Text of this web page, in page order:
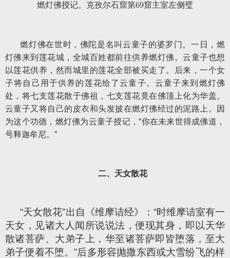
燃灯佛授记。克孜尔石窟第69窟主室左侧璧
燃灯佛在世时，佛陀是名叫云童子的婆罗门。一日，燃
灯佛来到莲花城，全城百姓都前往供养燃灯佛。云童子也想
以莲花供养，然而城里的莲花全部被买走了。后来，一个女
子将自己用于供养的莲花给了云童子。云童子来到燃灯佛
处，将七支莲花散于佛祖，七支莲花竟在佛顶上化为华盖。
云童子又将自己的皮衣和头发披在燃灯佛经过的泥路上。因
为这个功德，燃灯佛为云童子授记，“你在未来世得成佛道，
号释迦牟尼。”
二、天女散花
“天女散花”出自《维摩诘经》：“时维摩诘室有一
天女，见诸大人闻所说说法，便现其身，即以天华
散诸菩萨、大弟子上，华至诸菩萨即皆堕落，至大
弟子便着不堕。”后多形容抛撒东西或大雪纷飞的样